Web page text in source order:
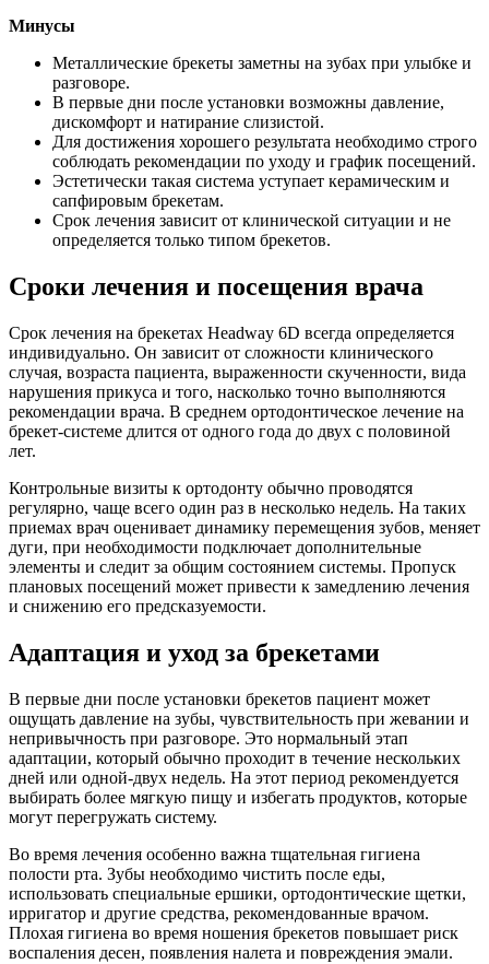
Минусы
Металлические брекеты заметны на зубах при улыбке и
разговоре.
В первые дни после установки возможны давление,
дискомфорт и натирание слизистой.
Для достижения хорошего результата необходимо строго
соблюдать рекомендации по уходу и график посещений.
Эстетически такая система уступает керамическим и
сапфировым брекетам.
Срок лечения зависит от клинической ситуации и не
определяется только типом брекетов.
Сроки лечения и посещения врача
Срок лечения на брекетах Headway 6D всегда определяется
индивидуально. Он зависит от сложности клинического
случая, возраста пациента, выраженности скученности, вида
нарушения прикуса и того, насколько точно выполняются
рекомендации врача. В среднем ортодонтическое лечение на
брекет-системе длится от одного года до двух с половиной
лет.
Контрольные визиты к ортодонту обычно проводятся
регулярно, чаще всего один раз в несколько недель. На таких
приемах врач оценивает динамику перемещения зубов, меняет
дуги, при необходимости подключает дополнительные
элементы и следит за общим состоянием системы. Пропуск
плановых посещений может привести к замедлению лечения
и снижению его предсказуемости.
Адаптация и уход за брекетами
В первые дни после установки брекетов пациент может
ощущать давление на зубы, чувствительность при жевании и
непривычность при разговоре. Это нормальный этап
адаптации, который обычно проходит в течение нескольких
дней или одной-двух недель. На этот период рекомендуется
выбирать более мягкую пищу и избегать продуктов, которые
могут перегружать систему.
Во время лечения особенно важна тщательная гигиена
полости рта. Зубы необходимо чистить после еды,
использовать специальные ершики, ортодонтические щетки,
ирригатор и другие средства, рекомендованные врачом.
Плохая гигиена во время ношения брекетов повышает риск
воспаления десен, появления налета и повреждения эмали.